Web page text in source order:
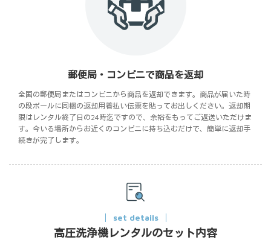
郵便局・コンビニで商品を返却
全国の郵便局またはコンビニから商品を返却できます。商品が届いた時
の段ボールに同梱の返却用着払い伝票を貼ってお出しください。返却期
限はレンタル終了日の24時迄ですので、余裕をもってご返送いただけま
す。今いる場所からお近くのコンビニに持ち込むだけで、簡単に返却手
続きが完了します。
set details
高圧洗浄機レンタルのセット内容